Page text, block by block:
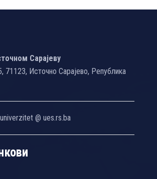
Сарајеву
Источно Сарајево, Република
@ ues.rs.ba